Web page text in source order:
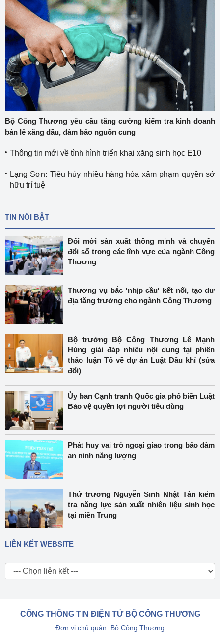
Bộ Công Thương yêu cầu tăng cường kiểm tra kinh doanh
bán lẻ xăng dầu, đảm bảo nguồn cung
Thông tin mới về tình hình triển khai xăng sinh học E10
Lạng Sơn: Tiêu hủy nhiều hàng hóa xâm phạm quyền sở
hữu trí tuệ
TIN NỔI BẬT
Đổi mới sản xuất thông minh và chuyển
đổi số trong các lĩnh vực của ngành Công
Thương
Thương vụ bắc 'nhịp cầu' kết nối, tạo dư
địa tăng trưởng cho ngành Công Thương
Bộ trưởng Bộ Công Thương Lê Mạnh
Hùng giải đáp nhiều nội dung tại phiên
thảo luận Tổ về dự án Luật Dầu khí (sửa
đổi)
Ủy ban Cạnh tranh Quốc gia phổ biến Luật
Bảo vệ quyền lợi người tiêu dùng
Phát huy vai trò ngoại giao trong bảo đảm
an ninh năng lượng
Thứ trưởng Nguyễn Sinh Nhật Tân kiểm
tra năng lực sản xuất nhiên liệu sinh học
tại miền Trung
LIÊN KẾT WEBSITE
CỔNG THÔNG TIN ĐIỆN TỬ BỘ CÔNG THƯƠNG
Đơn vị chủ quản: Bộ Công Thương